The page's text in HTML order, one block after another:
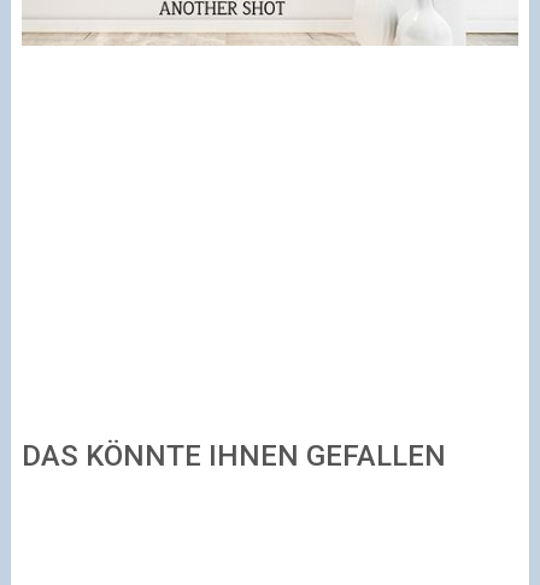
DAS KÖNNTE IHNEN GEFALLEN